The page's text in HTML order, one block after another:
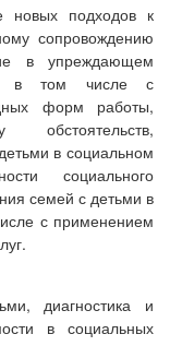
новых подходов к
сопровождению
в упреждающем
в том числе с
форм работы,
в социальном
социального
семей с детьми в
с применением
диагностика и
в социальных